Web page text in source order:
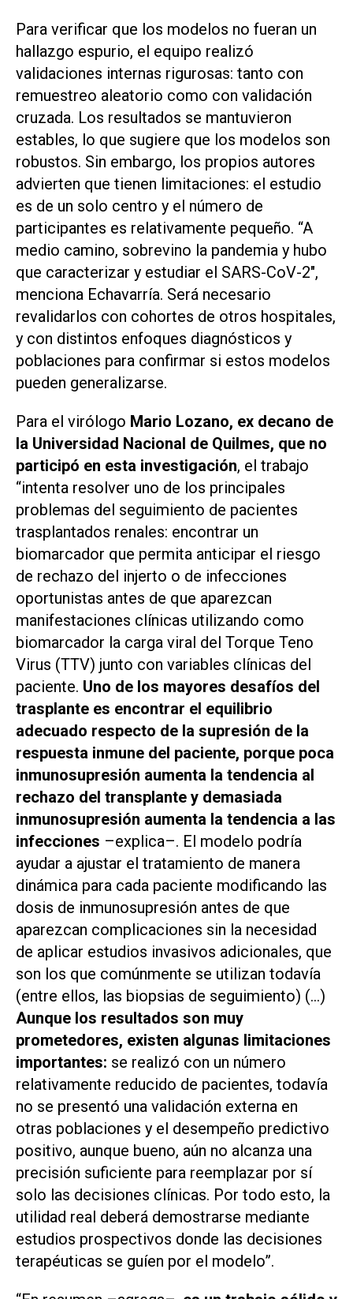
Para verificar que los modelos no fueran un
hallazgo espurio, el equipo realizó
validaciones internas rigurosas: tanto con
remuestreo aleatorio como con validación
cruzada. Los resultados se mantuvieron
estables, lo que sugiere que los modelos son
robustos. Sin embargo, los propios autores
advierten que tienen limitaciones: el estudio
es de un solo centro y el número de
participantes es relativamente pequeño. “A
medio camino, sobrevino la pandemia y hubo
que caracterizar y estudiar el SARS-CoV-2",
menciona Echavarría. Será necesario
revalidarlos con cohortes de otros hospitales,
y con distintos enfoques diagnósticos y
poblaciones para confirmar si estos modelos
pueden generalizarse.
Para el virólogo Mario Lozano, ex decano de
la Universidad Nacional de Quilmes, que no
participó en esta investigación, el trabajo
“intenta resolver uno de los principales
problemas del seguimiento de pacientes
trasplantados renales: encontrar un
biomarcador que permita anticipar el riesgo
de rechazo del injerto o de infecciones
oportunistas antes de que aparezcan
manifestaciones clínicas utilizando como
biomarcador la carga viral del Torque Teno
Virus (TTV) junto con variables clínicas del
paciente. Uno de los mayores desafíos del
trasplante es encontrar el equilibrio
adecuado respecto de la supresión de la
respuesta inmune del paciente, porque poca
inmunosupresión aumenta la tendencia al
rechazo del transplante y demasiada
inmunosupresión aumenta la tendencia a las
infecciones –explica–. El modelo podría
ayudar a ajustar el tratamiento de manera
dinámica para cada paciente modificando las
dosis de inmunosupresión antes de que
aparezcan complicaciones sin la necesidad
de aplicar estudios invasivos adicionales, que
son los que comúnmente se utilizan todavía
(entre ellos, las biopsias de seguimiento) (…)
Aunque los resultados son muy
prometedores, existen algunas limitaciones
importantes: se realizó con un número
relativamente reducido de pacientes, todavía
no se presentó una validación externa en
otras poblaciones y el desempeño predictivo
positivo, aunque bueno, aún no alcanza una
precisión suficiente para reemplazar por sí
solo las decisiones clínicas. Por todo esto, la
utilidad real deberá demostrarse mediante
estudios prospectivos donde las decisiones
terapéuticas se guíen por el modelo”.